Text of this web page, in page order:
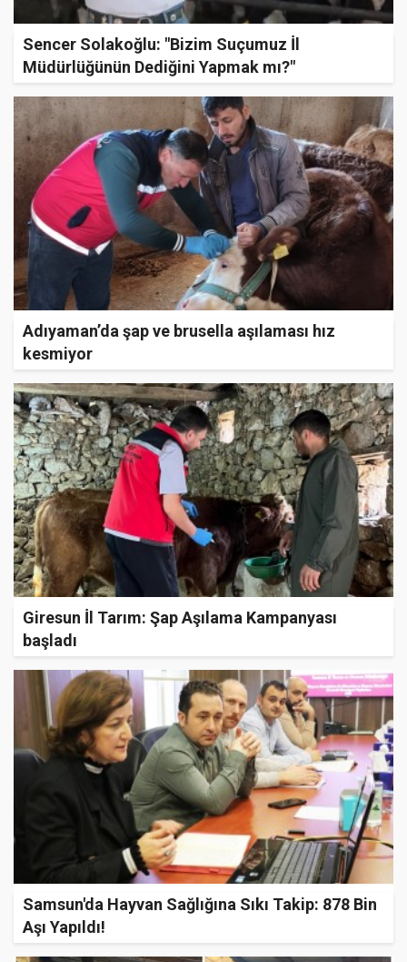
Sencer Solakoğlu: "Bizim Suçumuz İl
Müdürlüğünün Dediğini Yapmak mı?"
Adıyaman’da şap ve brusella aşılaması hız
kesmiyor
Giresun İl Tarım: Şap Aşılama Kampanyası
başladı
Samsun'da Hayvan Sağlığına Sıkı Takip: 878 Bin
Aşı Yapıldı!